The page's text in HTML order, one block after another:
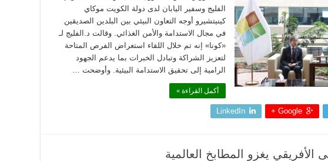
الفليج وسفير اليابان لدى دولة الكويت موكاي
كينيتشيرو أوجه التعاون البيئي بين البلدين الصديقين
في مجال الاستدامة والأمن الغذائي. وقالت د.الفليج لـ
«كونا» إنه تم خلال اللقاء استعراض الفرص المتاحة
لتعزيز الشراكة وتبادل الخبرات بما يدعم الجهود
الرامية إلى تحقيق الاستدامة البيئية. وأوضحت …
أكمل القراءة »
Google +
LinkedIn
الأفريقي يغزو المطابخ العالمية